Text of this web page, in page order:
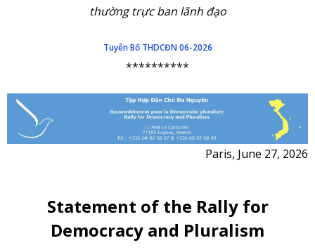
thường trực ban lãnh đạo
Tuyên Bố THDCĐN 06-2026
**********
Paris, June 27, 2026
Statement of the Rally for
Democracy and Pluralism